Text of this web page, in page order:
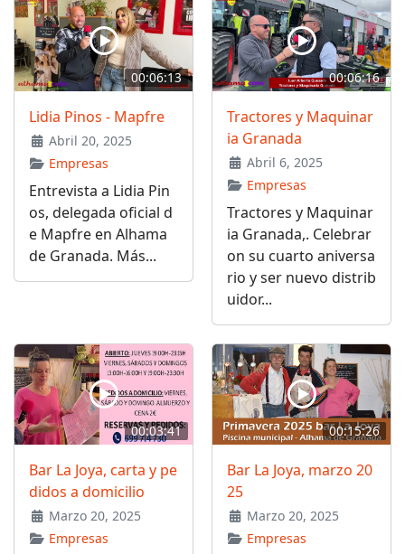
00:06:13
Lidia Pinos - Mapfre
Abril 20, 2025
Empresas
Entrevista a Lidia Pin
os, delegada oficial d
e Mapfre en Alhama
de Granada. Más...
00:06:16
Tractores y Maquinar
ia Granada
Abril 6, 2025
Empresas
Tractores y Maquinar
ia Granada,. Celebrar
on su cuarto aniversa
rio y ser nuevo distrib
uidor...
00:03:41
Bar La Joya, carta y pe
didos a domicilio
Marzo 20, 2025
Empresas
00:15:26
Bar La Joya, marzo 20
25
Marzo 20, 2025
Empresas